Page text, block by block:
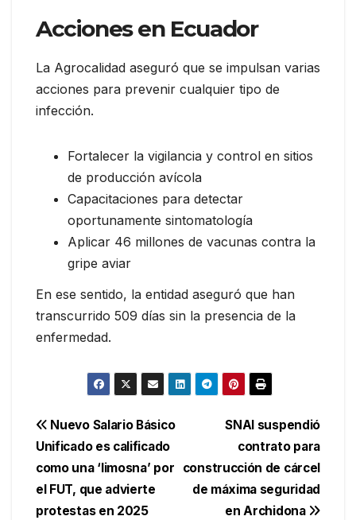
Acciones en Ecuador
La Agrocalidad aseguró que se impulsan varias
acciones para prevenir cualquier tipo de
infección.
Fortalecer la vigilancia y control en sitios
de producción avícola
Capacitaciones para detectar
oportunamente sintomatología
Aplicar 46 millones de vacunas contra la
gripe aviar
En ese sentido, la entidad aseguró que han
transcurrido 509 días sin la presencia de la
enfermedad.
Navegación
de
entradas
SNAI suspendió
contrato para
construcción de cárcel
de máxima seguridad
en Archidona
Nuevo Salario Básico
Unificado es calificado
como una ‘limosna’ por
el FUT, que advierte
protestas en 2025